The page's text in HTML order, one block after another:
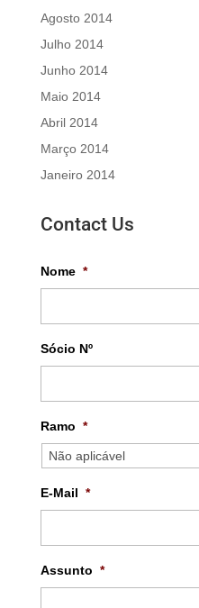
Agosto 2014
Julho 2014
Junho 2014
Maio 2014
Abril 2014
Março 2014
Janeiro 2014
Contact Us
Nome *
Sócio Nº
Ramo *
E-Mail *
Assunto *